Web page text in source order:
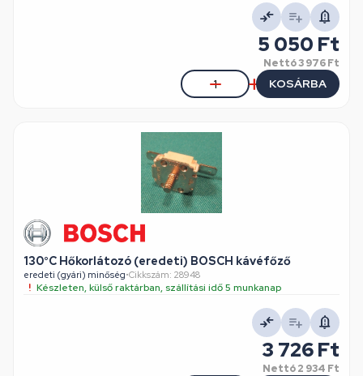
5 050 Ft
Nettó3 976 Ft
KOSÁRBA
130°C Hőkorlátozó (eredeti) BOSCH kávéfőző
eredeti (gyári) minőség•Cikkszám: 28948
Készleten, külső raktárban, szállítási idő 5 munkanap
3 726 Ft
Nettó2 934 Ft